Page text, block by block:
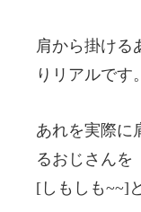
肩から掛ける
りリアルです。
あれを実際に
るおじさんを
[しもしも~~]